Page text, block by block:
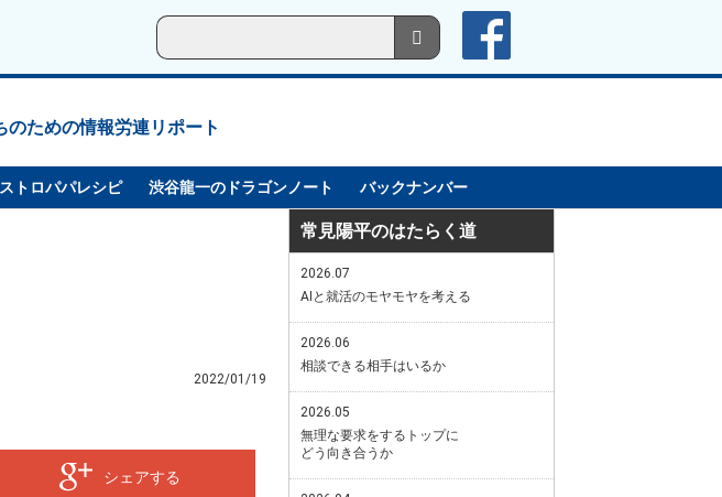
のための情報労連リポート
トロパパレシピ 渋谷龍一のドラゴンノート バックナンバー
2022/01/19
シェアする
常見陽平のはたらく道
2026.07
AIと就活のモヤモヤを考える
2026.06
相談できる相手はいるか
2026.05
無理な要求をするトップに
どう向き合うか